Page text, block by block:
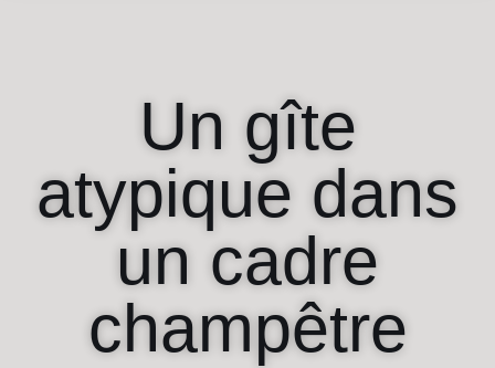
Un gîte
atypique dans
un cadre
champêtre